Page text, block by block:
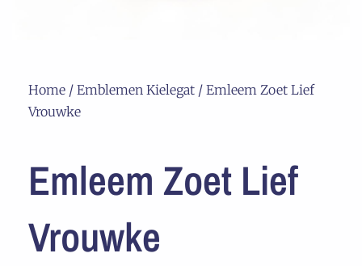
Home / Emblemen Kielegat / Emleem Zoet Lief
Vrouwke
Emleem Zoet Lief
Vrouwke